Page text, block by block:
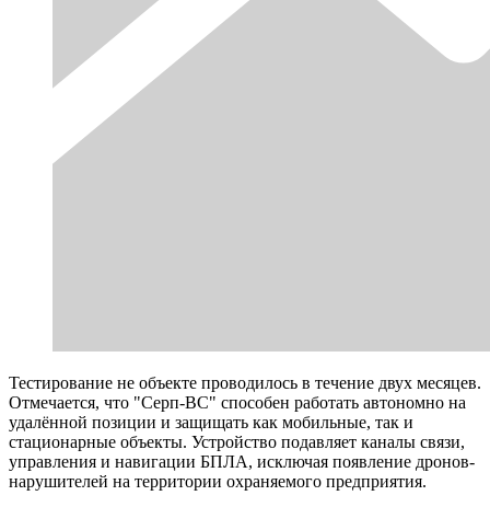
Тестирование не объекте проводилось в течение двух месяцев.
Отмечается, что "Серп-ВС" способен работать автономно на
удалённой позиции и защищать как мобильные, так и
стационарные объекты. Устройство подавляет каналы связи,
управления и навигации БПЛА, исключая появление дронов-
нарушителей на территории охраняемого предприятия.